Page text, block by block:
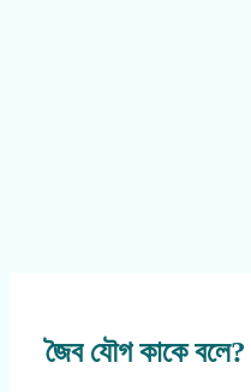
জৈব যৌগ কাকে বলে?